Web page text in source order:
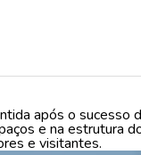
após o sucesso
e na estrutura
e visitantes.